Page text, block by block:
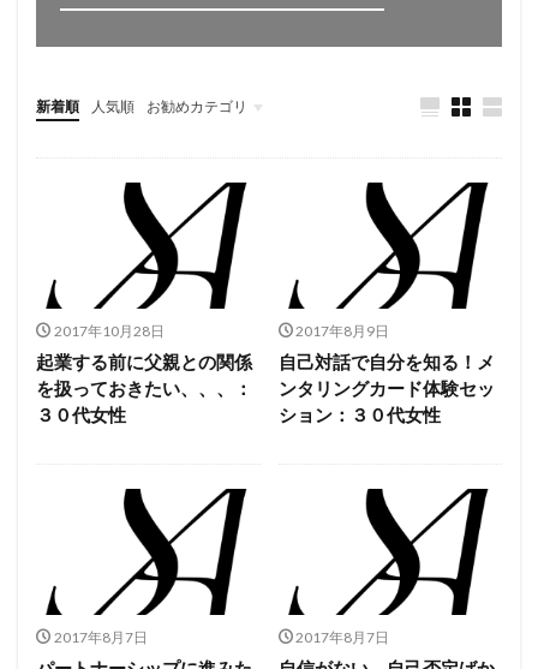
新着順 人気順 お勧めカテゴリ
未分類
2017年10月28日
起業する前に父親との関係
を扱っておきたい、、、：
３０代女性
2017年8月9日
自己対話で自分を知る！メ
ンタリングカード体験セッ
ション：３０代女性
2017年8月7日 2017年8月7日